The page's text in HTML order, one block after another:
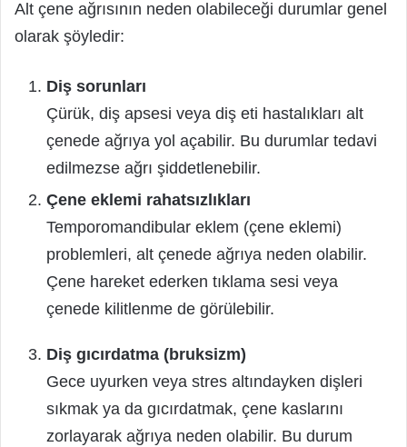
Alt çene ağrısının neden olabileceği durumlar genel
olarak şöyledir:
Diş sorunları
Çürük, diş apsesi veya diş eti hastalıkları alt
çenede ağrıya yol açabilir. Bu durumlar tedavi
edilmezse ağrı şiddetlenebilir.
Çene eklemi rahatsızlıkları
Temporomandibular eklem (çene eklemi)
problemleri, alt çenede ağrıya neden olabilir.
Çene hareket ederken tıklama sesi veya
çenede kilitlenme de görülebilir.
Diş gıcırdatma (bruksizm)
Gece uyurken veya stres altındayken dişleri
sıkmak ya da gıcırdatmak, çene kaslarını
zorlayarak ağrıya neden olabilir. Bu durum